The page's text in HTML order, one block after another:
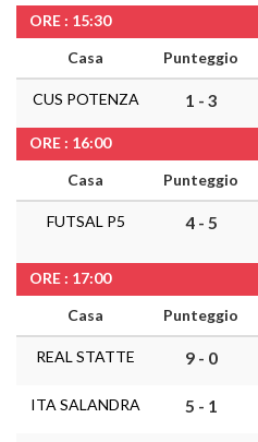
ORE : 15:30
Casa
Punteggio
CUS POTENZA 1 - 3
ORE : 16:00
Casa
Punteggio
FUTSAL P5 4 - 5
ORE : 17:00
Casa
Punteggio
REAL STATTE 9 - 0
ITA SALANDRA 5 - 1